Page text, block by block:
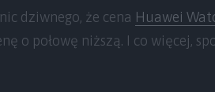
dziwnego, że cena Huawei
o połowę niższą. I co więcej,